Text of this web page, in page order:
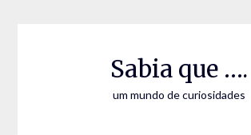
Sabia que ….
um mundo de curiosidades